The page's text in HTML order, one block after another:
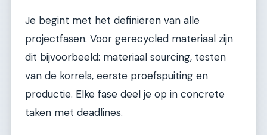
Je begint met het definiëren van alle
projectfasen. Voor gerecycled materiaal zijn
dit bijvoorbeeld: materiaal sourcing, testen
van de korrels, eerste proefspuiting en
productie. Elke fase deel je op in concrete
taken met deadlines.